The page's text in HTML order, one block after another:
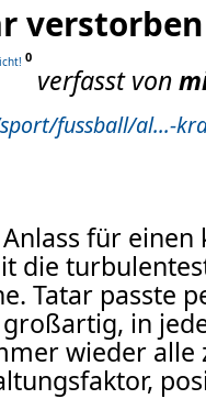
verstorben
0
verfasst von
fussball/al...-
für einen
die
Tatar passte
in
wieder alle